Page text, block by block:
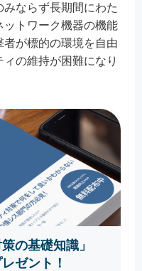
ならず長期間にわた
ットワーク機器の機能
が標的の環境を自由
の維持が困難になり
の基礎知識」
ゼント！